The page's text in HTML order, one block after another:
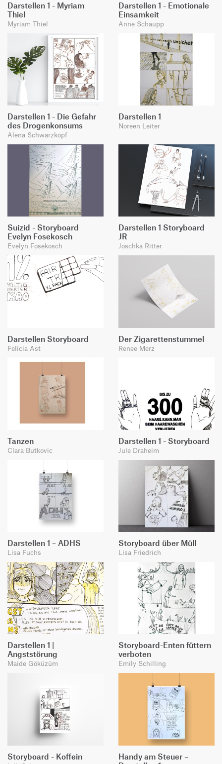
Darstellen 1 - Myriam
Thiel
Myriam Thiel
Darstellen 1 - Emotionale
Einsamkeit
Anne Schaupp
Darstellen 1 - Die Gefahr
des Drogenkonsums
Alena Schwarzkopf
Darstellen 1
Noreen Leiter
Suizid - Storyboard
Evelyn Fosekosch
Evelyn Fosekosch
Darstellen 1 Storyboard
JR
Joschka Ritter
Darstellen Storyboard
Felicia Ast
Der Zigarettenstummel
Renee Merz
Tanzen
Clara Butkovic
Darstellen 1 - Storyboard
Jule Draheim
Darstellen 1 – ADHS
Lisa Fuchs
Storyboard über Müll
Lisa Friedrich
Darstellen 1 |
Angststörung
Maide Göküzüm
Storyboard-Enten füttern
verboten
Emily Schilling
Storyboard - Koffein
Handy am Steuer –